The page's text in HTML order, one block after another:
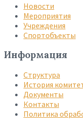
Новости
Мероприятия
Учреждения
Спортобъекты
Информация
Структура
История
Документы
Контакты
Политика